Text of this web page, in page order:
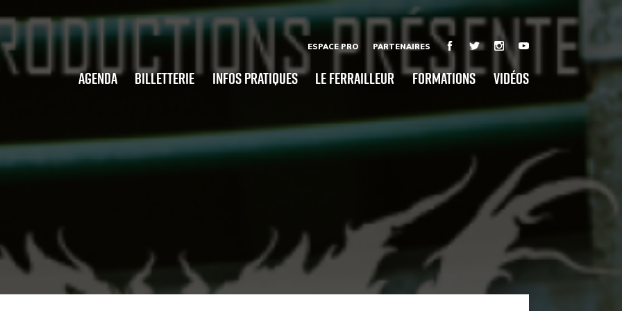
ESPACE PRO PARTENAIRES
Agenda Billetterie Infos pratiques Le Ferrailleur Formations Vidéos